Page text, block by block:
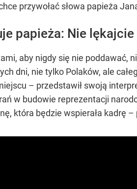
przywołać słowa papieża
papieża: Nie lękajcie
aby nigdy się nie poddawać,
dni, nie tylko Polaków, ale
– przedstawił swoją
w budowie reprezentacji
która będzie wspierała kadrę –